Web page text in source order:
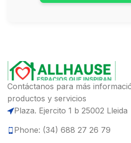
Contáctanos para más
productos y servicios
Plaza. Ejercito 1 b 25002 Lleida
Phone: (34) 688 27 26 79